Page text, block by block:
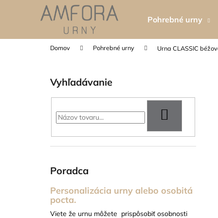
Pohrebné urny
Domov Pohrebné urny Urna CLASSIC
Vyhľadávanie
Poradca
Personalizácia urny alebo osobitá
pocta.
Viete že urnu môžete prispôsobiť osobnosti
í
do
do
TABUĽKA NA URNU - 5X8 CM